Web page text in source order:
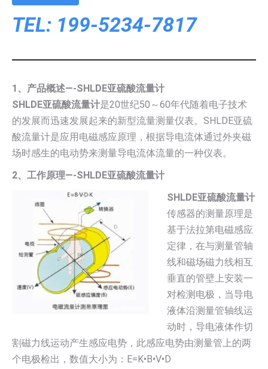
TEL: 199-5234-7817
1、产品概述—-SHLDE亚硫酸流量计
SHLDE亚硫酸流量计是20世纪50～60年代随着电子技术
的发展而迅速发展起来的新型流量测量仪表。SHLDE亚硫
酸流量计是应用电磁感应原理，根据导电流体通过外夹磁
场时感生的电动势来测量导电流体流量的一种仪表。
2、工作原理—-SHLDE亚硫酸流量计
SHLDE亚硫酸流量计
传感器的测量原理是
基于法拉第电磁感应
定律，在与测量管轴
线和磁场磁力线相互
垂直的管壁上安装一
对检测电极，当导电
液体沿测量管轴线运
动时，导电液体作切
割磁力线运动产生感应电势，此感应电势由测量管上的两
个电极检出，数值大小为：E=K•B•V•D